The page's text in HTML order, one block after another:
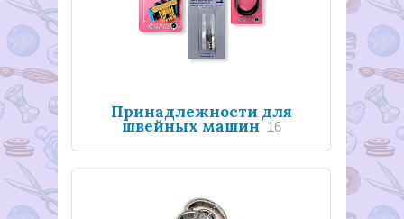
Принадлежности для
швейных машин 16